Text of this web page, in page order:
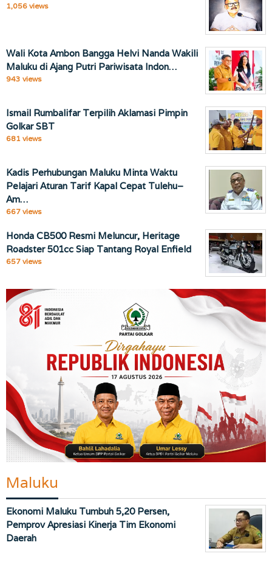
1,056 views
Wali Kota Ambon Bangga Helvi Nanda Wakili
Maluku di Ajang Putri Pariwisata Indon…
943 views
Ismail Rumbalifar Terpilih Aklamasi Pimpin
Golkar SBT
681 views
Kadis Perhubungan Maluku Minta Waktu
Pelajari Aturan Tarif Kapal Cepat Tulehu–
Am…
667 views
Honda CB500 Resmi Meluncur, Heritage
Roadster 501cc Siap Tantang Royal Enfield
657 views
Maluku
Ekonomi Maluku Tumbuh 5,20 Persen,
Pemprov Apresiasi Kinerja Tim Ekonomi
Daerah